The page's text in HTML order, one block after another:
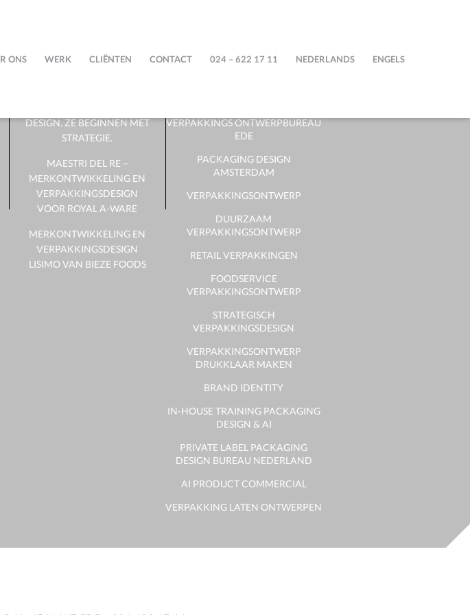
ONS WERK CLIËNTEN CONTACT 024 – 622 17 11 NEDERLANDS ENGELS
DESIGN. ZE BEGINNEN MET
STRATEGIE.
MAESTRI DEL RE –
MERKONTWIKKELING EN
VERPAKKINGSDESIGN
VOOR ROYAL A-WARE
MERKONTWIKKELING EN
VERPAKKINGSDESIGN
LISIMO VAN BIEZE FOODS
VERPAKKINGS ONTWERPBUREAU
EDE
PACKAGING DESIGN
AMSTERDAM
VERPAKKINGSONTWERP
DUURZAAM
VERPAKKINGSONTWERP
RETAIL VERPAKKINGEN
FOODSERVICE
VERPAKKINGSONTWERP
STRATEGISCH
VERPAKKINGSDESIGN
VERPAKKINGSONTWERP
DRUKKLAAR MAKEN
BRAND IDENTITY
IN-HOUSE TRAINING PACKAGING
DESIGN & AI
PRIVATE LABEL PACKAGING
DESIGN BUREAU NEDERLAND
AI PRODUCT COMMERCIAL
VERPAKKING LATEN ONTWERPEN